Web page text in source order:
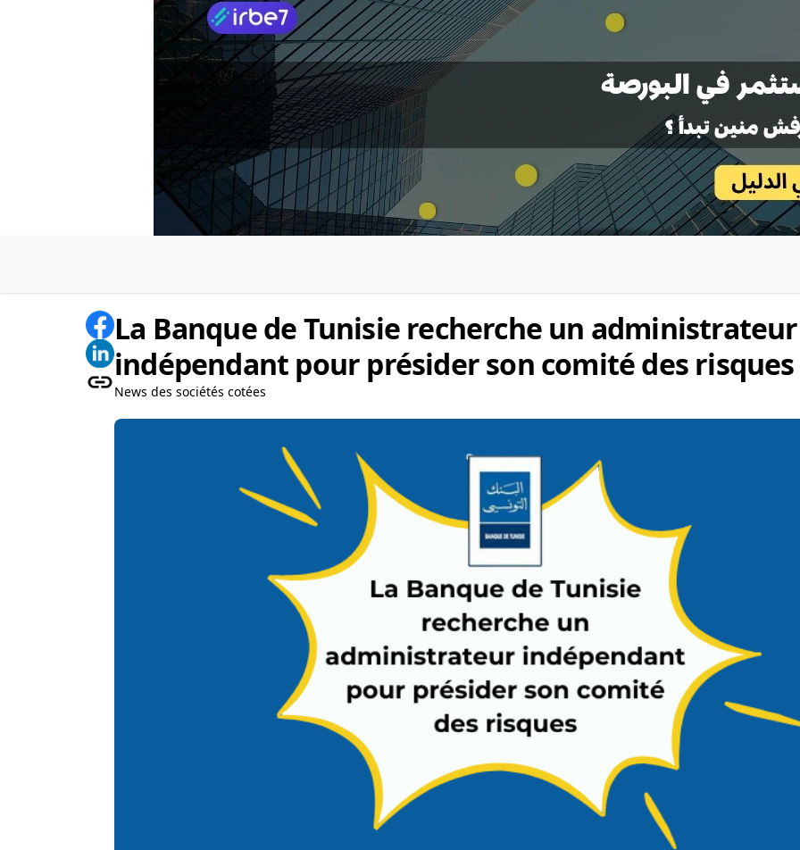
La Banque de Tunisie recherche un administrateur
indépendant pour présider son comité des risques
News des sociétés cotées